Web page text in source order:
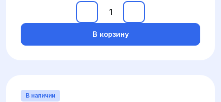
В корзину
В наличии